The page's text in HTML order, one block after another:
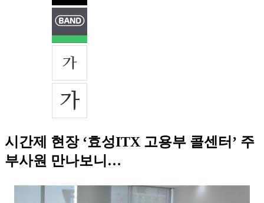
시간제 현장 ‘효성ITX 고용부 콜센터’ 주
부사원 만나보니…